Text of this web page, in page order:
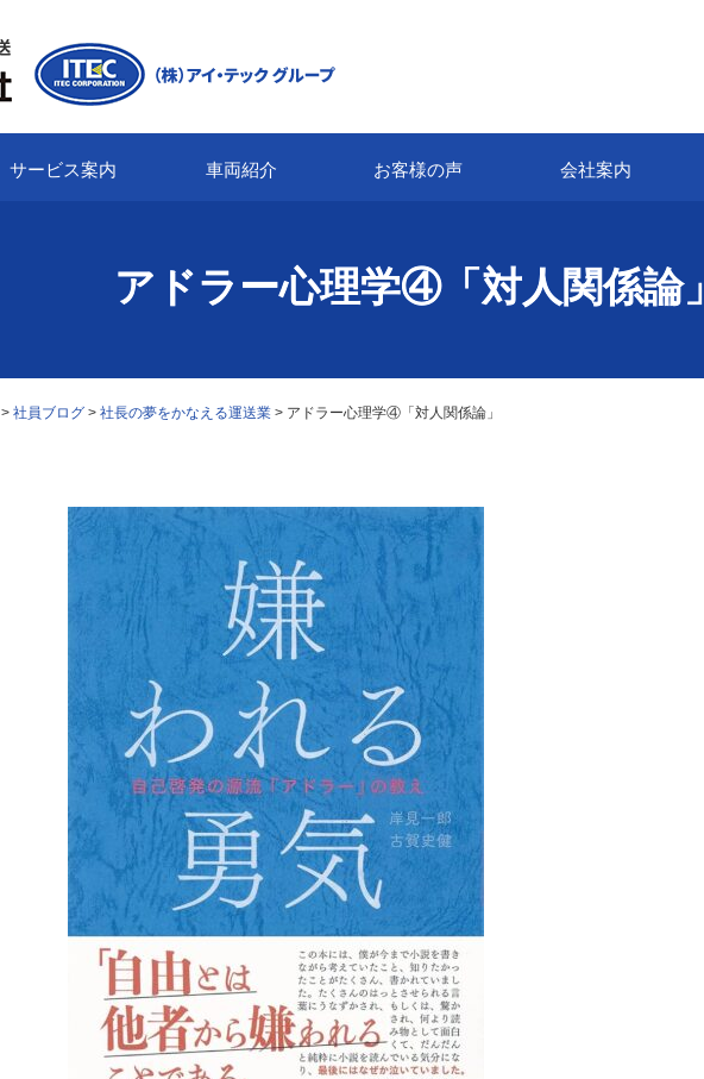
サービス案内 車両紹介 お客様の声 会社案内
アドラー心理学④「対人関係論」
> 社員ブログ > 社長の夢をかなえる運送業 > アドラー心理学④「対人関係論」